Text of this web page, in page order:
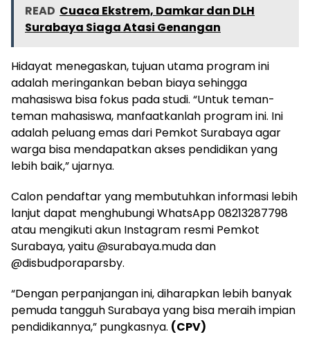
READ Cuaca Ekstrem, Damkar dan DLH
Surabaya Siaga Atasi Genangan
Hidayat menegaskan, tujuan utama program ini
adalah meringankan beban biaya sehingga
mahasiswa bisa fokus pada studi. “Untuk teman-
teman mahasiswa, manfaatkanlah program ini. Ini
adalah peluang emas dari Pemkot Surabaya agar
warga bisa mendapatkan akses pendidikan yang
lebih baik,” ujarnya.
Calon pendaftar yang membutuhkan informasi lebih
lanjut dapat menghubungi WhatsApp 08213287798
atau mengikuti akun Instagram resmi Pemkot
Surabaya, yaitu @surabaya.muda dan
@disbudporaparsby.
“Dengan perpanjangan ini, diharapkan lebih banyak
pemuda tangguh Surabaya yang bisa meraih impian
pendidikannya,” pungkasnya. (CPV)